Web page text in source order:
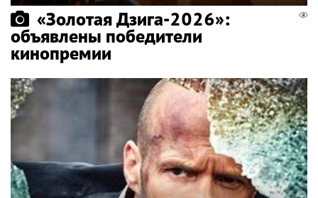
«Золотая Дзига-2026»:
объявлены победители
кинопремии